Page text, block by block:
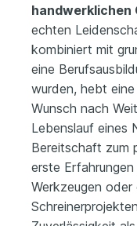
handwerklichen
echten
kombiniert mit
eine
wurden, hebt
Wunsch nach
Lebenslauf eines
Bereitschaft zum
erste
Werkzeugen